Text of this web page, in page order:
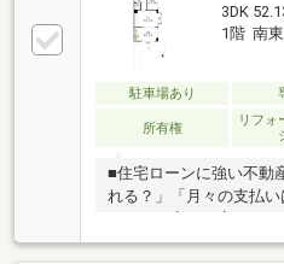
3DK
1階 南東
駐車場あり
所有権
リフォ
■住宅ローンに強い不動
れる？」「月々の支払
った資金計画をご提案